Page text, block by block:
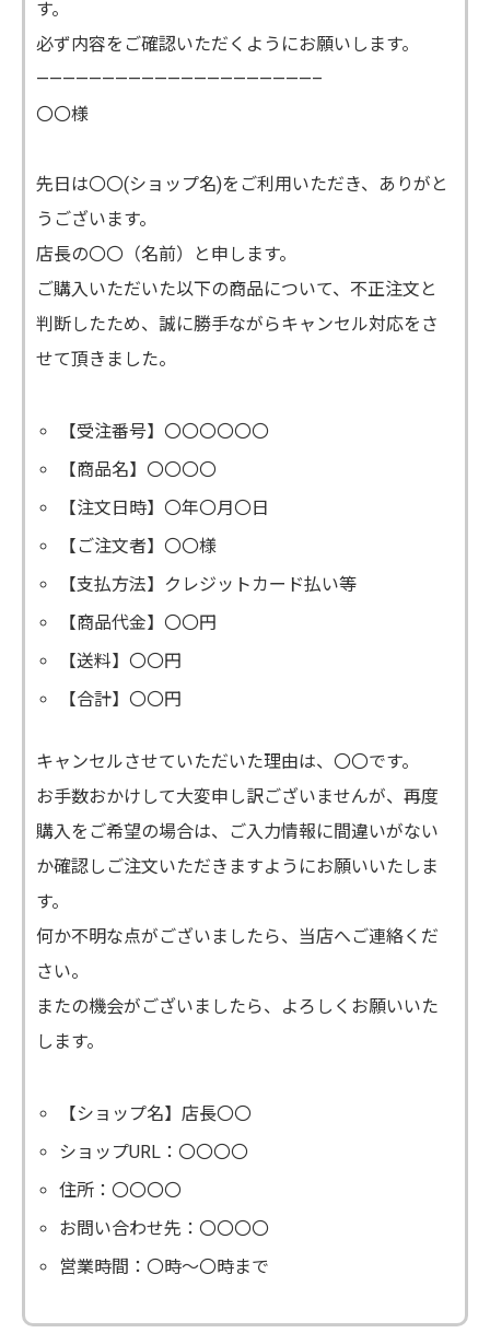
す。
必ず内容をご確認いただくようにお願いします。
—————————————————————–
〇〇様
先日は〇〇(ショップ名)をご利用いただき、ありがと
うございます。
店長の〇〇（名前）と申します。
ご購入いただいた以下の商品について、不正注文と
判断したため、誠に勝手ながらキャンセル対応をさ
せて頂きました。
【受注番号】〇〇〇〇〇〇
【商品名】〇〇〇〇
【注文日時】〇年〇月〇日
【ご注文者】〇〇様
【支払方法】クレジットカード払い等
【商品代金】〇〇円
【送料】〇〇円
【合計】〇〇円
キャンセルさせていただいた理由は、〇〇です。
お手数おかけして大変申し訳ございませんが、再度
購入をご希望の場合は、ご入力情報に間違いがない
か確認しご注文いただきますようにお願いいたしま
す。
何か不明な点がございましたら、当店へご連絡くだ
さい。
またの機会がございましたら、よろしくお願いいた
します。
【ショップ名】店長〇〇
ショップURL：〇〇〇〇
住所：〇〇〇〇
お問い合わせ先：〇〇〇〇
営業時間：〇時～〇時まで